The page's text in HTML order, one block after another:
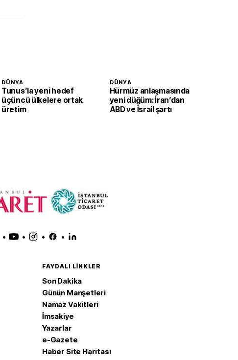
DÜNYA
Tunus’la yeni hedef
üçüncü ülkelere ortak
üretim
DÜNYA
Hürmüz anlaşmasında
yeni düğüm: İran’dan
ABD ve İsrail şartı
• • • •
FAYDALI LINKLER
Son Dakika
Günün Manşetleri
Namaz Vakitleri
İmsakiye
Yazarlar
e-Gazete
Haber Site Haritası